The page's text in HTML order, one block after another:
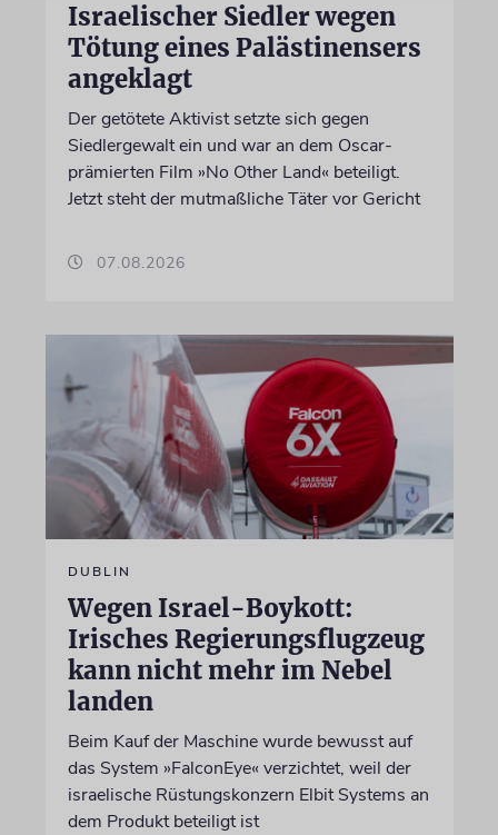
Israelischer Siedler wegen
Tötung eines Palästinensers
angeklagt
Der getötete Aktivist setzte sich gegen
Siedlergewalt ein und war an dem Oscar-
prämierten Film »No Other Land« beteiligt.
Jetzt steht der mutmaßliche Täter vor Gericht
07.08.2026
DUBLIN
Wegen Israel-Boykott:
Irisches Regierungsflugzeug
kann nicht mehr im Nebel
landen
Beim Kauf der Maschine wurde bewusst auf
das System »FalconEye« verzichtet, weil der
israelische Rüstungskonzern Elbit Systems an
dem Produkt beteiligt ist